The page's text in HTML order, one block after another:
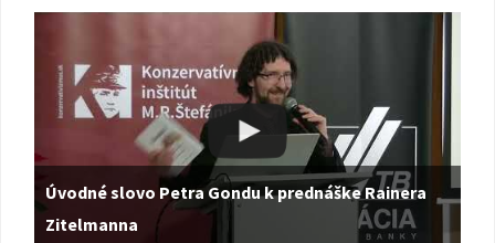
Úvodné slovo Petra Gondu k prednáške Rainera
Zitelmanna